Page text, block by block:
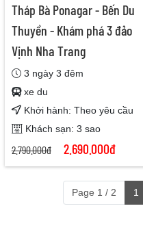
Tháp Bà Ponagar - Bến Du
Thuyền - Khám phá 3 đảo
Vịnh Nha Trang
3 ngày 3 đêm
xe du
Khởi hành: Theo yêu cầu
Khách sạn: 3 sao
2.790.000đ 2.690.000đ
Page 1 / 2 1